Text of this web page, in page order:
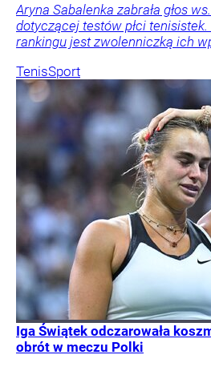
Aryna Sabalenka zabrała głos
dotyczącej testów płci
rankingu jest zwolenniczką ich
TenisSport
Iga Świątek odczarowała
obrót w meczu Polki